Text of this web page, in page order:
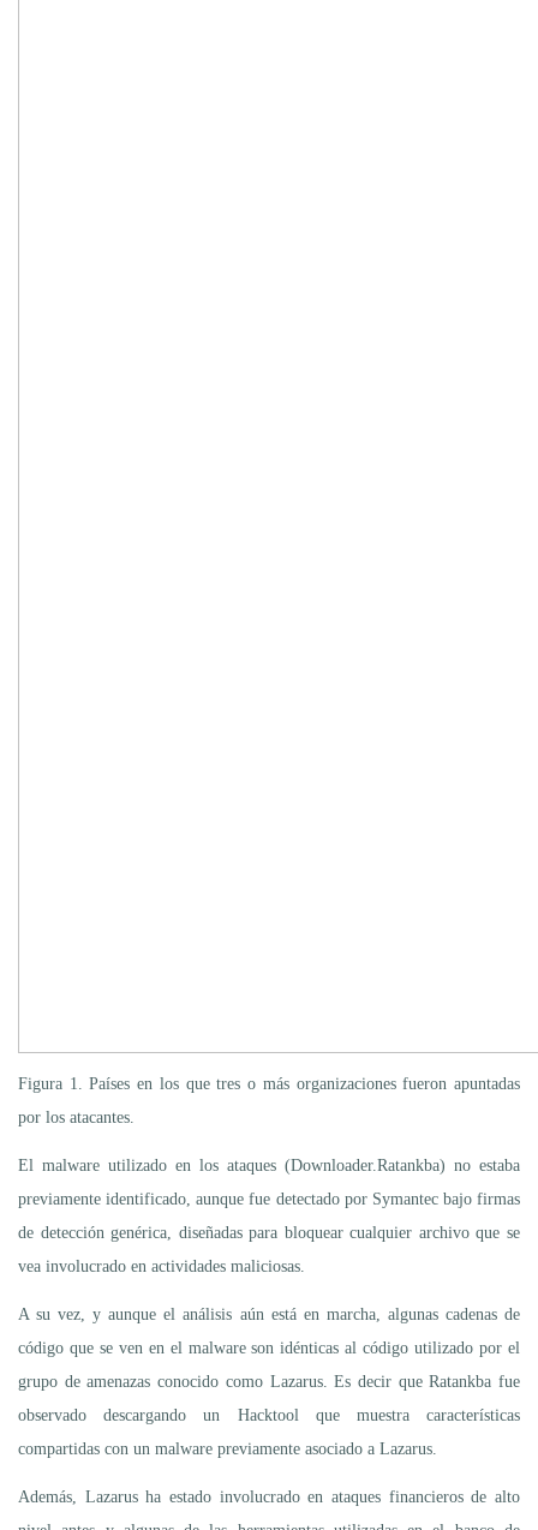
Figura 1. Países en los que tres o más organizaciones fueron apuntadas
por los atacantes.
El malware utilizado en los ataques (Downloader.Ratankba) no estaba
previamente identificado, aunque fue detectado por Symantec bajo firmas
de detección genérica, diseñadas para bloquear cualquier archivo que se
vea involucrado en actividades maliciosas.
A su vez, y aunque el análisis aún está en marcha, algunas cadenas de
código que se ven en el malware son idénticas al código utilizado por el
grupo de amenazas conocido como Lazarus. Es decir que Ratankba fue
observado descargando un Hacktool que muestra características
compartidas con un malware previamente asociado a Lazarus.
Además, Lazarus ha estado involucrado en ataques financieros de alto